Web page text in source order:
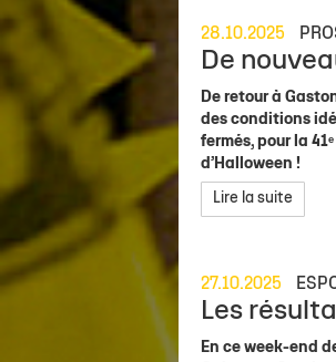
28.10.2025
De
De retour à
des conditions
fermés, pour la
d’Halloween !
Lire la suite
27.10.2025
Les
En ce week-end